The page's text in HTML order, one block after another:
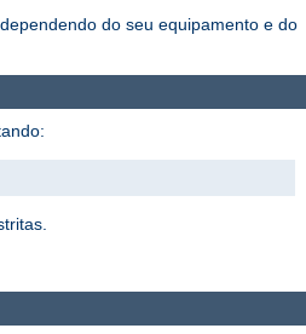
do seu equipamento e do